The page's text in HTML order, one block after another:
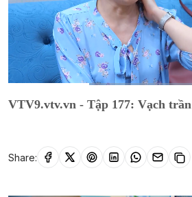
VTV9.vtv.vn - Tập 177: Vạch trần
Share: